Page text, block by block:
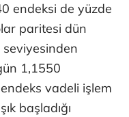
endeksi de yüzde
paritesi dün
1,1550
vadeli işlem
başladığı